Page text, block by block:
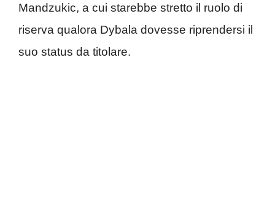
Mandzukic, a cui starebbe stretto il ruolo di
riserva qualora Dybala dovesse riprendersi il
suo status da titolare.